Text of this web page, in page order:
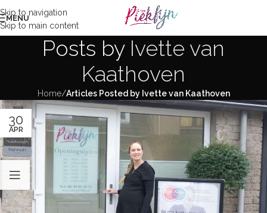
Skip to navigation
Skip to main content
MENU
Posts by Ivette van
Kaathoven
Home/Articles Posted by Ivette van Kaathoven
30
APR